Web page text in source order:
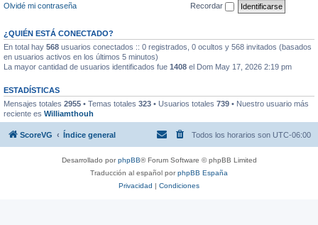
Olvidé mi contraseña
Recordar
¿QUIÉN ESTÁ CONECTADO?
En total hay 568 usuarios conectados :: 0 registrados, 0 ocultos y 568 invitados (basados
en usuarios activos en los últimos 5 minutos)
La mayor cantidad de usuarios identificados fue 1408 el Dom May 17, 2026 2:19 pm
ESTADÍSTICAS
Mensajes totales 2955 • Temas totales 323 • Usuarios totales 739 • Nuestro usuario más
reciente es Williamthouh
ScoreVG Índice general Todos los horarios son UTC-06:00
Desarrollado porphpBB® Forum Software © phpBB Limited
Traducción al español porphpBB España
Privacidad | Condiciones